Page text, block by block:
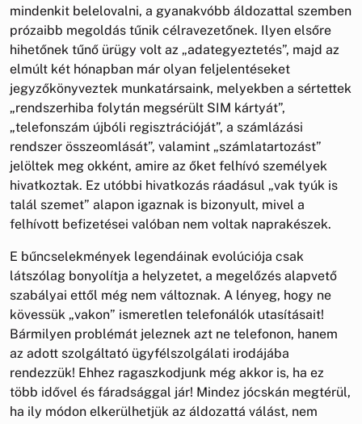
mindenkit belelovalni, a gyanakvóbb áldozattal szemben
prózaibb megoldás tűnik célravezetőnek. Ilyen elsőre
hihetőnek tűnő ürügy volt az „adategyeztetés”, majd az
elmúlt két hónapban már olyan feljelentéseket
jegyzőkönyveztek munkatársaink, melyekben a sértettek
„rendszerhiba folytán megsérült SIM kártyát”,
„telefonszám újbóli regisztrációját”, a számlázási
rendszer összeomlását”, valamint „számlatartozást”
jelöltek meg okként, amire az őket felhívó személyek
hivatkoztak. Ez utóbbi hivatkozás ráadásul „vak tyúk is
talál szemet” alapon igaznak is bizonyult, mivel a
felhívott befizetései valóban nem voltak naprakészek.
E bűncselekmények legendáinak evolúciója csak
látszólag bonyolítja a helyzetet, a megelőzés alapvető
szabályai ettől még nem változnak. A lényeg, hogy ne
kövessük „vakon” ismeretlen telefonálók utasításait!
Bármilyen problémát jeleznek azt ne telefonon, hanem
az adott szolgáltató ügyfélszolgálati irodájába
rendezzük! Ehhez ragaszkodjunk még akkor is, ha ez
több idővel és fáradsággal jár! Mindez jócskán megtérül,
ha ily módon elkerülhetjük az áldozattá válást, nem